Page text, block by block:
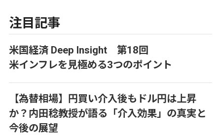
注目記事
米国経済 Deep Insight 第18回
米インフレを見極める3つのポイント
【為替相場】円買い介入後もドル円は上昇
か？内田稔教授が語る「介入効果」の真実と
今後の展望